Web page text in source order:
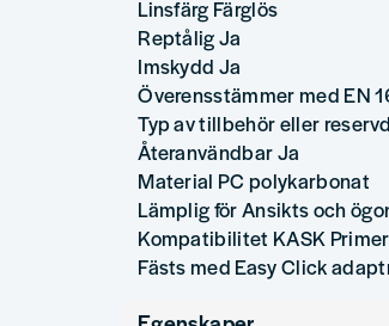
Linsfärg Färglös
Reptålig Ja
Imskydd Ja
Överensstämmer med EN
Typ av tillbehör eller
Återanvändbar Ja
Material PC polykarbonat
Lämplig för Ansikts och
Kompatibilitet KASK
Fästs med Easy Click